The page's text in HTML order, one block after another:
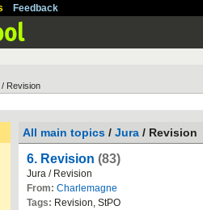
Feedback
Revision
All main topics / Jura / Revision
6. Revision (83)
Jura / Revision
From: Charlemagne
Tags: Revision, StPO